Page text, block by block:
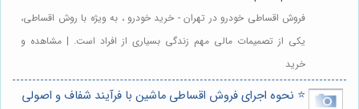
فروش اقساطی خودرو در تهران - خرید خودرو ، به ویژه با روش اقساطی،
یکی از تصمیمات مالی مهم زندگی بسیاری از افراد است. | مشاهده و
خرید
⭐️ نحوه اجرای فروش اقساطی ماشین با فرآیند شفاف و اصولی